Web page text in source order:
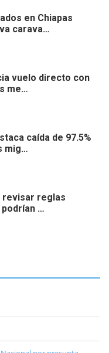
en Chiapas
carava…
vuelo directo con
me…
caída de 97.5%
mig…
revisar reglas
podrían …